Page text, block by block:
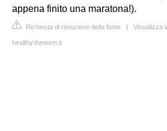
appena finito una maratona!).
Richiesta di rimozione della fonte | Visualizza
healthy.thewom.it